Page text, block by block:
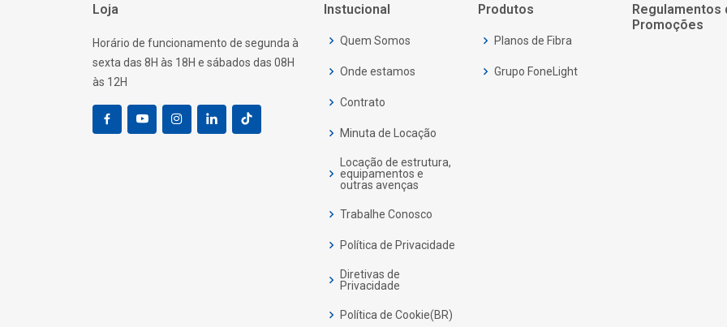
Loja
Horário de funcionamento de segunda à
sexta das 8H às 18H e sábados das 08H
às 12H
Instucional
Quem Somos
Onde estamos
Contrato
Minuta de Locação
Locação de estrutura,
equipamentos e
outras avenças
Trabalhe Conosco
Política de Privacidade
Diretivas de
Privacidade
Política de Cookie(BR)
Produtos
Planos de Fibra
Grupo FoneLight
Regulamentos
Promoções